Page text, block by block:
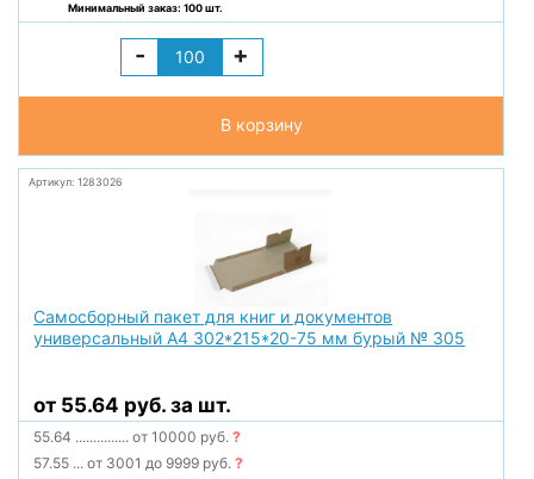
Минимальный заказ: 100 шт.
- +
В корзину
Артикул: 1283026
Самосборный пакет для книг и документов
универсальный А4 302*215*20-75 мм бурый № 305
от 55.64 руб. за шт.
55.64 ............... от 10000 руб.?
57.55 ... от 3001 до 9999 руб.?